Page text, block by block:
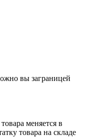
вы заграницей
меняется в
товара на складе